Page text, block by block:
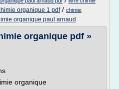
organique 1 pdf/ chimie
organique paul arnaud
organique pdf »
organique